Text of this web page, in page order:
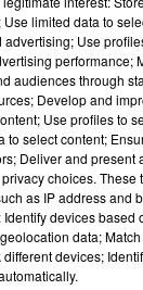
Colloud / Régie
au vitriol
ravageur
les mirages de
au racisme
» [BilletRéduc
limited data to
Use
performance;
audiences through
Develop and
Use profiles to
to select content;
Deliver and present
choices. These
as IP address and
devices based
data;
devices;